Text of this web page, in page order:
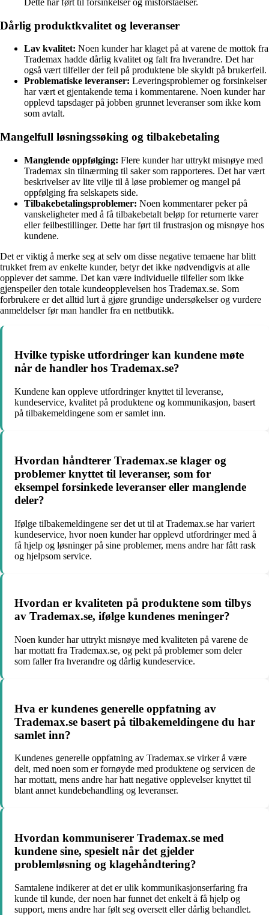
Dårlig produktkvalitet og leveranser
Lav kvalitet: Noen kunder har klaget på at varene de mottok fra
Trademax hadde dårlig kvalitet og falt fra hverandre. Det har
også vært tilfeller der feil på produktene ble skyldt på brukerfeil.
Problematiske leveranser: Leveringsproblemer og forsinkelser
har vært et gjentakende tema i kommentarene. Noen kunder har
opplevd tapsdager på jobben grunnet leveranser som ikke kom
som avtalt.
Mangelfull løsningssøking og tilbakebetaling
Manglende oppfølging: Flere kunder har uttrykt misnøye med
Trademax sin tilnærming til saker som rapporteres. Det har vært
beskrivelser av lite vilje til å løse problemer og mangel på
oppfølging fra selskapets side.
Tilbakebetalingsproblemer: Noen kommentarer peker på
vanskeligheter med å få tilbakebetalt beløp for returnerte varer
eller feilbestillinger. Dette har ført til frustrasjon og misnøye hos
kundene.
Det er viktig å merke seg at selv om disse negative temaene har blitt
trukket frem av enkelte kunder, betyr det ikke nødvendigvis at alle
opplever det samme. Det kan være individuelle tilfeller som ikke
gjenspeiler den totale kundeopplevelsen hos Trademax.se. Som
forbrukere er det alltid lurt å gjøre grundige undersøkelser og vurdere
anmeldelser før man handler fra en nettbutikk.
Hvilke typiske utfordringer kan kundene møte
når de handler hos Trademax.se?
Kundene kan oppleve utfordringer knyttet til leveranse,
kundeservice, kvalitet på produktene og kommunikasjon, basert
på tilbakemeldingene som er samlet inn.
Hvordan håndterer Trademax.se klager og
problemer knyttet til leveranser, som for
eksempel forsinkede leveranser eller manglende
deler?
Ifølge tilbakemeldingene ser det ut til at Trademax.se har variert
kundeservice, hvor noen kunder har opplevd utfordringer med å
få hjelp og løsninger på sine problemer, mens andre har fått rask
og hjelpsom service.
Hvordan er kvaliteten på produktene som tilbys
av Trademax.se, ifølge kundenes meninger?
Noen kunder har uttrykt misnøye med kvaliteten på varene de
har mottatt fra Trademax.se, og pekt på problemer som deler
som faller fra hverandre og dårlig kundeservice.
Hva er kundenes generelle oppfatning av
Trademax.se basert på tilbakemeldingene du har
samlet inn?
Kundenes generelle oppfatning av Trademax.se virker å være
delt, med noen som er fornøyde med produktene og servicen de
har mottatt, mens andre har hatt negative opplevelser knyttet til
blant annet kundebehandling og leveranser.
Hvordan kommuniserer Trademax.se med
kundene sine, spesielt når det gjelder
problemløsning og klagehåndtering?
Samtalene indikerer at det er ulik kommunikasjonserfaring fra
kunde til kunde, der noen har funnet det enkelt å få hjelp og
support, mens andre har følt seg oversett eller dårlig behandlet.